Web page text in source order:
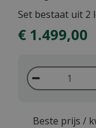
Set bestaat uit 2
€ 1.499,00
Beste prijs /